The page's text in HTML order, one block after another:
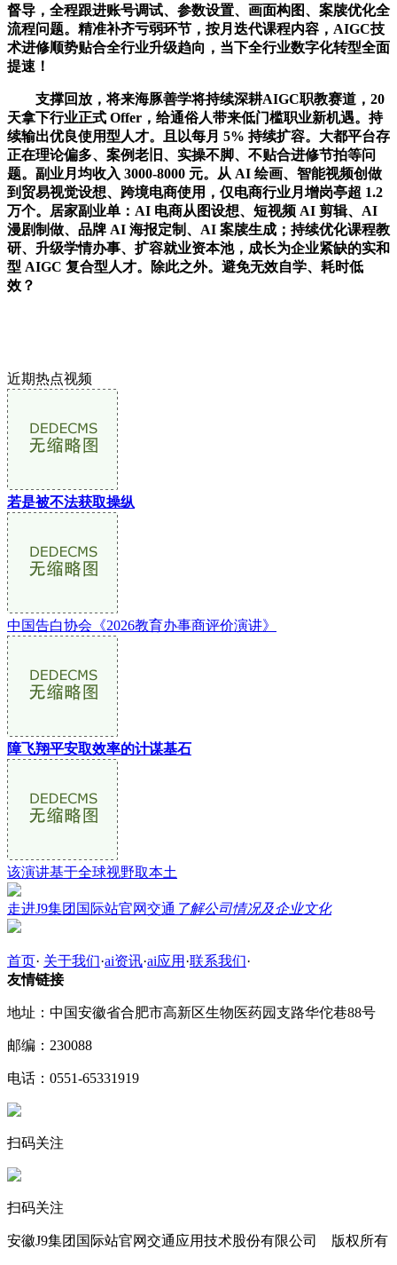
督导，全程跟进账号调试、参数设置、画面构图、案牍优化全
流程问题。精准补齐亏弱环节，按月迭代课程内容，AIGC技
术进修顺势贴合全行业升级趋向，当下全行业数字化转型全面
提速！
支撑回放，将来海豚善学将持续深耕AIGC职教赛道，20
天拿下行业正式 Offer，给通俗人带来低门槛职业新机遇。持
续输出优良使用型人才。且以每月 5% 持续扩容。大都平台存
正在理论偏多、案例老旧、实操不脚、不贴合进修节拍等问
题。副业月均收入 3000-8000 元。从 AI 绘画、智能视频创做
到贸易视觉设想、跨境电商使用，仅电商行业月增岗亭超 1.2
万个。居家副业单：AI 电商从图设想、短视频 AI 剪辑、AI
漫剧制做、品牌 AI 海报定制、AI 案牍生成；持续优化课程教
研、升级学情办事、扩容就业资本池，成长为企业紧缺的实和
型 AIGC 复合型人才。除此之外。避免无效自学、耗时低
效？
近期热点视频
若是被不法获取操纵
中国告白协会《2026教育办事商评价演讲》
障飞翔平安取效率的计谋基石
该演讲基于全球视野取本土
走进J9集团国际站官网交通 了解公司情况及企业文化
首页· 关于我们·ai资讯·ai应用 ·联系我们·
友情链接
地址：中国安徽省合肥市高新区生物医药园支路华佗巷88号
邮编：230088
电话：0551-65331919
扫码关注
扫码关注
安徽J9集团国际站官网交通应用技术股份有限公司 版权所有